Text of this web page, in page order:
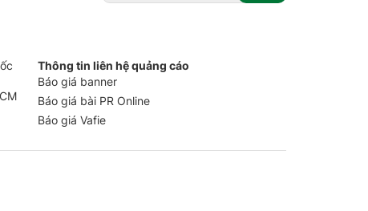
Thông tin liên hệ quảng cáo
Báo giá banner
Báo giá bài PR Online
Báo giá Vafie